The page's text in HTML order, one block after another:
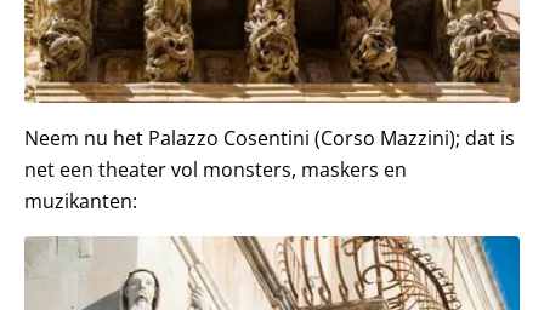
Neem nu het Palazzo Cosentini (Corso Mazzini); dat is
net een theater vol monsters, maskers en
muzikanten: